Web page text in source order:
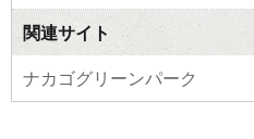
関連サイト
ナカゴグリーンパーク